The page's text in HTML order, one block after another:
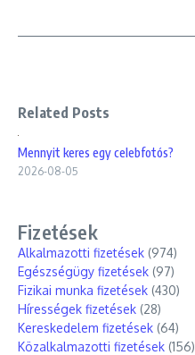
Related Posts
Mennyit keres egy celebfotós?
2026-08-05
Fizetések
Alkalmazotti fizetések (974)
Egészségügy fizetések (97)
Fizikai munka fizetések (430)
Hírességek fizetések (28)
Kereskedelem fizetések (64)
Közalkalmazotti fizetések (156)